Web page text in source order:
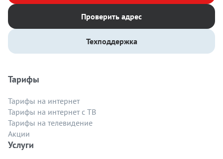
Проверить адрес
Техподдержка
Тарифы
Тарифы на интернет
Тарифы на интернет с ТВ
Тарифы на телевидение
Акции
Услуги